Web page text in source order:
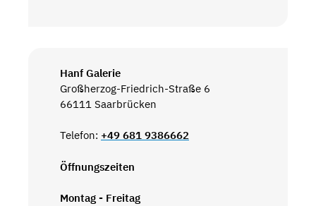
Hanf Galerie
Großherzog-Friedrich-Straße 6
66111 Saarbrücken
Telefon: +49 681 9386662
Öffnungszeiten
Montag - Freitag